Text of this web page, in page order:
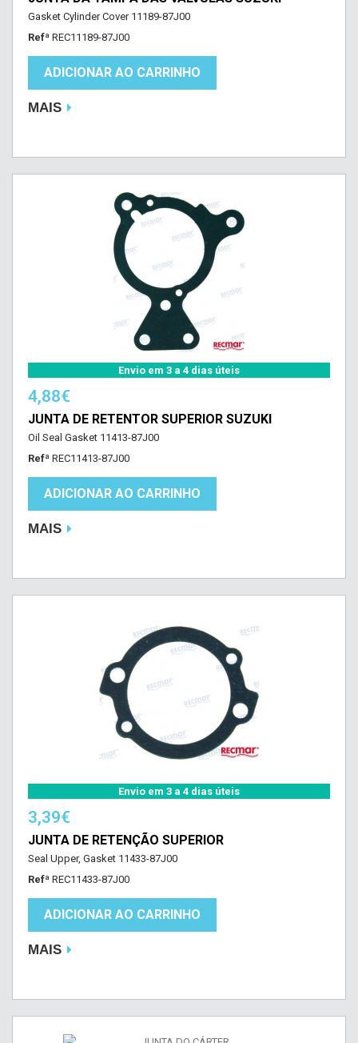
Gasket Cylinder Cover 11189-87J00
Refª REC11189-87J00
ADICIONAR AO CARRINHO
MAIS
Envio em 3 a 4 dias úteis
4,88€
JUNTA DE RETENTOR SUPERIOR SUZUKI
Oil Seal Gasket 11413-87J00
Refª REC11413-87J00
ADICIONAR AO CARRINHO
MAIS
Envio em 3 a 4 dias úteis
3,39€
JUNTA DE RETENÇÃO SUPERIOR
Seal Upper, Gasket 11433-87J00
Refª REC11433-87J00
ADICIONAR AO CARRINHO
MAIS